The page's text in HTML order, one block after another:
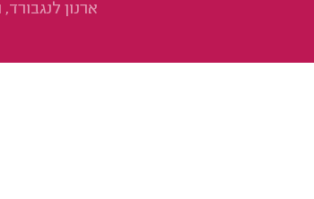
ארנון